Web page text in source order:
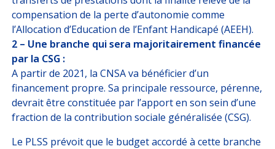
compensation de la perte d’autonomie comme
l’Allocation d’Education de l’Enfant Handicapé (AEEH).
2 – Une branche qui sera majoritairement financée
par la CSG :
A partir de 2021, la CNSA va bénéficier d’un
financement propre. Sa principale ressource, pérenne,
devrait être constituée par l’apport en son sein d’une
fraction de la contribution sociale généralisée (CSG).
Le PLSS prévoit que le budget accordé à cette branche